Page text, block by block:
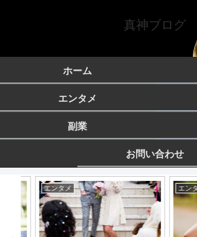
真神ブログ
ホーム
エンタメ
副業
お問い合わせ
エンタメ エンタメ